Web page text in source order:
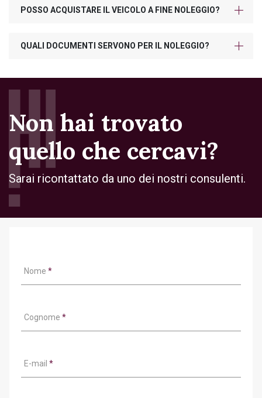
POSSO ACQUISTARE IL VEICOLO A FINE NOLEGGIO?
QUALI DOCUMENTI SERVONO PER IL NOLEGGIO?
Non hai trovato
quello che cercavi?
Sarai ricontattato da uno dei nostri consulenti.
Nome *
Cognome *
E-mail *